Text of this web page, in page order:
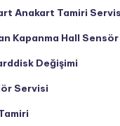
Anakart Tamiri Servis
Kapanma Hall
Değişimi
Servisi